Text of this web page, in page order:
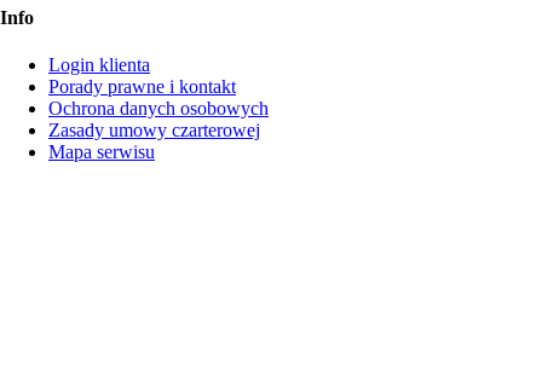
Info
Login klienta
Porady prawne i kontakt
Ochrona danych osobowych
Zasady umowy czarterowej
Mapa serwisu